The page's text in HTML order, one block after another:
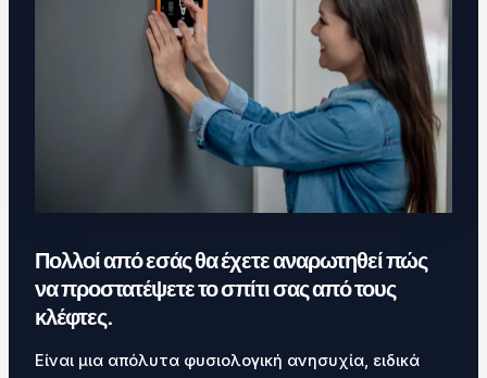
Πολλοί από εσάς θα έχετε αναρωτηθεί πώς
να προστατέψετε το σπίτι σας από τους
κλέφτες.
Είναι μια απόλυτα φυσιολογική ανησυχία, ειδικά